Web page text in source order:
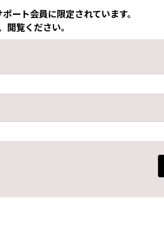
ート会員に限定されています。
閲覧ください。